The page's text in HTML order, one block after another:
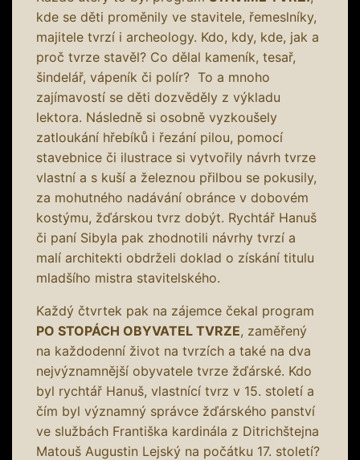
kde se děti proměnily ve stavitele, řemeslníky,
majitele tvrzí i archeology. Kdo, kdy, kde, jak a
proč tvrze stavěl? Co dělal kameník, tesař,
šindelář, vápeník či polír? To a mnoho
zajímavostí se děti dozvěděly z výkladu
lektora. Následně si osobně vyzkoušely
zatloukání hřebíků i řezání pilou, pomocí
stavebnice či ilustrace si vytvořily návrh tvrze
vlastní a s kuší a železnou přilbou se pokusily,
za mohutného nadávání obránce v dobovém
kostýmu, žďárskou tvrz dobýt. Rychtář Hanuš
či paní Sibyla pak zhodnotili návrhy tvrzí a
malí architekti obdrželi doklad o získání titulu
mladšího mistra stavitelského.
Každý čtvrtek pak na zájemce čekal program
PO STOPÁCH OBYVATEL TVRZE, zaměřený
na každodenní život na tvrzích a také na dva
nejvýznamnější obyvatele tvrze žďárské. Kdo
byl rychtář Hanuš, vlastnící tvrz v 15. století a
čím byl významný správce žďárského panství
ve službách Františka kardinála z Ditrichštejna
Matouš Augustin Lejský na počátku 17. století?